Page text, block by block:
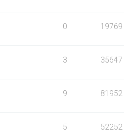
0 19769
3 35647
9 81952
5 52252